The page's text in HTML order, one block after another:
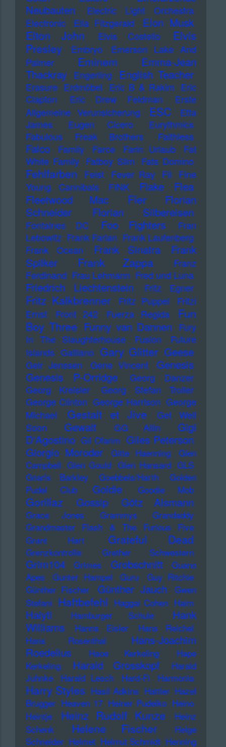
Neubauten
Electric Light Orchestra
Electronic
Ella Fitzgerald Elon Musk
Elton John Elvis Costello
Elvis
Presley
Embryo
Emerson Lake And
Palmer
Eminem
Emma-Jean
Thackray
Engerling English Teacher
Erasure Erdmöbel Eric B & Rakim Eric
Clapton
Eric Drew Feldman
Erste
Allgemeine Verunsicherung
ESC
Etta
James
Eugen Cicero
Eurythmics
Fabulous Freak Brothers
Faithless
Falco Family Farce Farin Urlaub
Fat
White Family Fatboy Slim Fats Domino
Fehlfarben Feist Fever Ray Fil
Fine
Young Cannibals
FINK Flake
Flea
Fleetwood Mac
Fler
Florian
Schneider
Florian Silbereisen
Fontaines DC Foo Fighters
Fran
Lebowitz Frank Farian Frank Laufenberg
Frank Ocean
Frank Sinatra
Frank
Spilker
Frank Zappa
Franz
Ferdinand Frau Lehmann Fred und Luna
Friedrich Liechtenstein Fritz Egner
Fritz Kalkbrenner Fritz Puppel
Fritzi
Ernst
Front 242 Fuerza Regida
Fun
Boy Three Funny van Dannen Fury
In The Slaughterhouse
Fusion
Future
Islands Galliano Gary Glitter Geese
Geir Jenssen Gene Vincent
Genesis
Genesis P-Orridge
Georg Danzer
Georg Kreisler
Georg Stefan Troller
George Clinton George Harrison George
Michael
Gestalt et Jive
Get Well
Soon
Gewalt GG Allin
Gigi
D'Agostino Gil Ofarim Giles Peterson
Giorgio Moroder
Gitte Haenning
Glen
Campbell Glen Gould Glen Hansard GLS
Gnarls Barkley
Goebbels/Harth
Golden
Pudel Club
Goldie Goodie Mob
Gorillaz Gossip Götz Alsmann
Grace Jones Grammys
Grandaddy
Grandmaster Flash & The Furious Five
Grant Hart
Grateful Dead
Grenzkontrolle Grether Schwestern
Grim104 Grimes Grobschnitt
Guano
Apes
Gunter Hampel Guru
Guy Ritchie
Günther Fischer
Günther Jauch
Gwen
Stefani Haftbefehl Haggai Cohen Haim
Haiyti Hamburger Schule
Hank
Williams
Hanns Eisler
Hans Reichel
Hans Rosenthal
Hans-Joachim
Roedelius
Haoe Kerkeling
Hape
Kerkeling
Harald Grosskopf
Harald
Juhnke
Harald Lesch Hard-Fi Harmonia
Harry Styles Hasil Adkins Hattler Hazel
Brugger Heaven 17 Heiner Pudelko Heino
Heintje
Heinz Rudolf Kunze
Heinz
Schenk
Helene Fischer
Helge
Schneider Helmet Helmut Schmidt Henning